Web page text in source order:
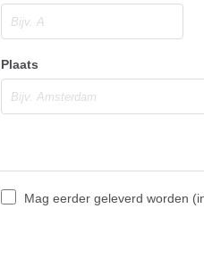
Plaats
Mag eerder geleverd worden